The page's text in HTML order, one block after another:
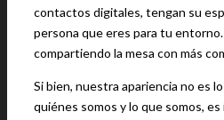
contactos digitales, tengan su
persona que eres para tu
compartiendo la mesa con más
Si bien, nuestra apariencia no es
quiénes somos y lo que somos,